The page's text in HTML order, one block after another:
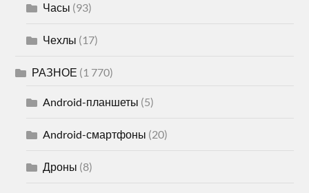
Часы (93)
Чехлы (17)
РАЗНОЕ (1 770)
Android-планшеты (5)
Android-смартфоны (20)
Дроны (8)